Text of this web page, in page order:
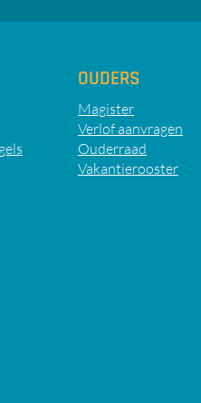
OUDERS
Magister
Verlof aanvragen
Ouderraad
Vakantierooster